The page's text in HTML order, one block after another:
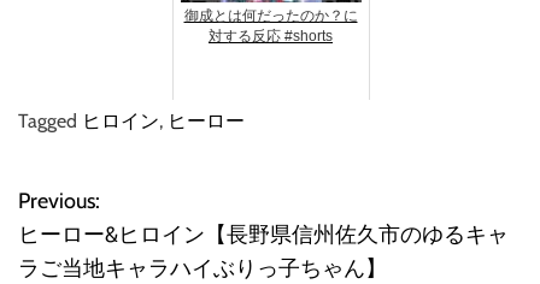
御成とは何だったのか？に
対する反応 #shorts
Tagged ヒロイン, ヒーロー
投
稿
Previous:
ヒーロー&ヒロイン【長野県信州佐久市のゆるキャ
ラご当地キャラハイぶりっ子ちゃん】